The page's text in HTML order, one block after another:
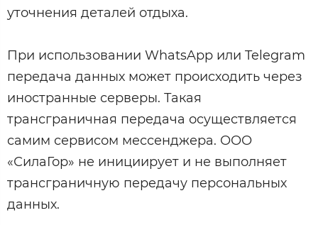
уточнения деталей отдыха.
При использовании WhatsApp или Telegram
передача данных может происходить через
иностранные серверы. Такая
трансграничная передача осуществляется
самим сервисом мессенджера. ООО
«СилаГор» не инициирует и не выполняет
трансграничную передачу персональных
данных.